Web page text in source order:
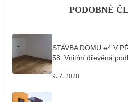
PODOBNÉ
STAVBA DOMU e4 V
58: Vnitřní dřevěná
9. 7. 2020